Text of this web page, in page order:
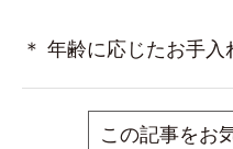
＊ 年齢に応じたお手入
この記事をお